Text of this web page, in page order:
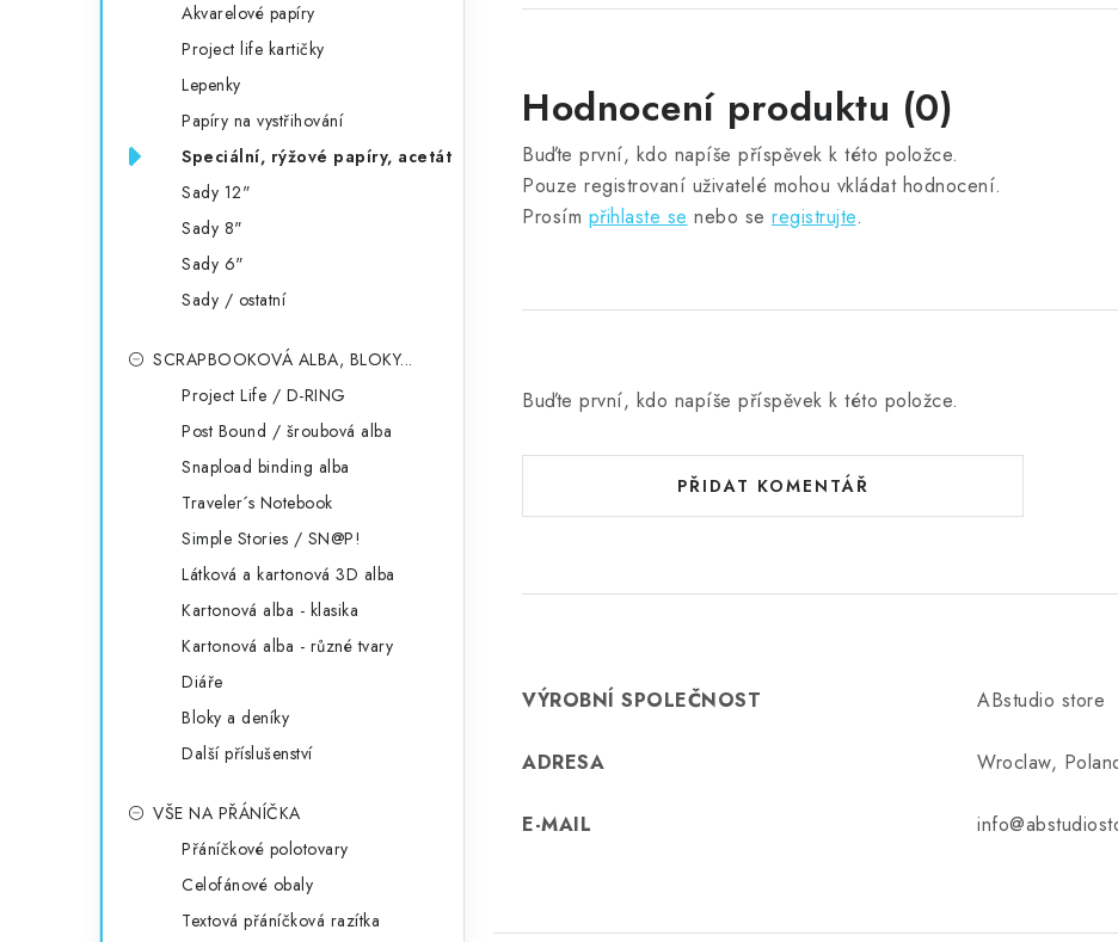
Akvarelové papíry
Project life kartičky
Lepenky
Papíry na vystřihování
Speciální, rýžové papíry, acetát
Sady 12"
Sady 8"
Sady 6"
Sady / ostatní
SCRAPBOOKOVÁ ALBA, BLOKY...
Project Life / D-RING
Post Bound / šroubová alba
Snapload binding alba
Traveler´s Notebook
Simple Stories / SN@P!
Látková a kartonová 3D alba
Kartonová alba - klasika
Kartonová alba - různé tvary
Diáře
Bloky a deníky
Další příslušenství
VŠE NA PŘÁNÍČKA
Přáníčkové polotovary
Celofánové obaly
Textová přáníčková razítka
Hodnocení produktu (0)
Buďte první, kdo napíše příspěvek k této položce.
Pouze registrovaní uživatelé mohou vkládat hodnocení.
Prosím přihlaste se nebo se registrujte.
Buďte první, kdo napíše příspěvek k této položce.
PŘIDAT KOMENTÁŘ
VÝROBNÍ SPOLEČNOST ABstudio store
ADRESA Wroclaw,
E-MAIL